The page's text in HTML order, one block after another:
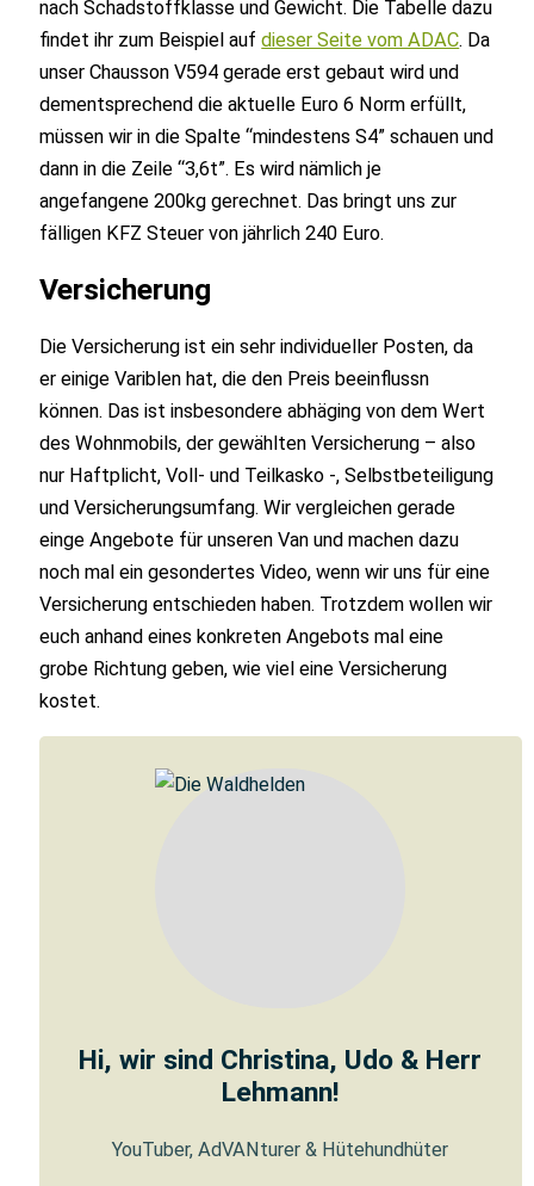
nach Schadstoffklasse und Gewicht. Die Tabelle dazu
findet ihr zum Beispiel aufdieser Seite vom ADAC. Da
unser Chausson V594 gerade erst gebaut wird und
dementsprechend die aktuelle Euro 6 Norm erfüllt,
müssen wir in die Spalte “mindestens S4” schauen und
dann in die Zeile “3,6t”. Es wird nämlich je
angefangene 200kg gerechnet. Das bringt uns zur
fälligen KFZ Steuer von jährlich 240 Euro.
Versicherung
Die Versicherung ist ein sehr individueller Posten, da
er einige Variblen hat, die den Preis beeinflussn
können. Das ist insbesondere abhäging von dem Wert
des Wohnmobils, der gewählten Versicherung – also
nur Haftplicht, Voll- und Teilkasko -, Selbstbeteiligung
und Versicherungsumfang. Wir vergleichen gerade
einge Angebote für unseren Van und machen dazu
noch mal ein gesondertes Video, wenn wir uns für eine
Versicherung entschieden haben. Trotzdem wollen wir
euch anhand eines konkreten Angebots mal eine
grobe Richtung geben, wie viel eine Versicherung
kostet.
Hi, wir sind Christina, Udo & Herr
Lehmann!
YouTuber, AdVANturer & Hütehundhüter